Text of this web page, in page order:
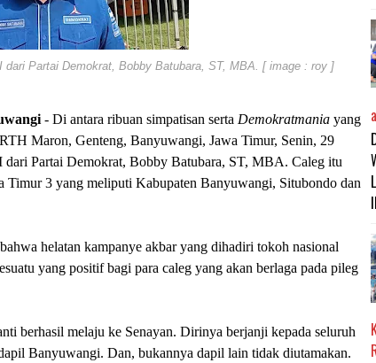
Partai Demokrat, Bobby Batubara, ST, MBA. [ image : roy ]
- Di antara ribuan simpatisan serta Demokratmania yang
Maron, Genteng, Banyuwangi, Jawa Timur, Senin, 29
dari Partai Demokrat, Bobby Batubara, ST, MBA. Caleg itu
Timur 3 yang meliputi Kabupaten Banyuwangi, Situbondo dan
helatan kampanye akbar yang dihadiri tokoh nasional
yang positif bagi para caleg yang akan berlaga pada pileg
berhasil melaju ke Senayan. Dirinya berjanji kepada seluruh
Banyuwangi. Dan, bukannya dapil lain tidak diutamakan.